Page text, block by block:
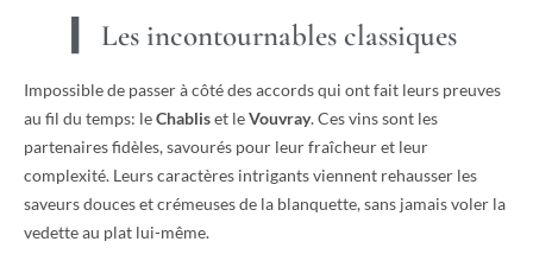
Les incontournables classiques
Impossible de passer à côté des accords qui ont fait leurs preuves
au fil du temps: leChabliset leVouvray. Ces vins sont les
partenaires fidèles, savourés pour leur fraîcheur et leur
complexité. Leurs caractères intrigants viennent rehausser les
saveurs douces et crémeuses de la blanquette, sans jamais voler la
vedette au plat lui-même.